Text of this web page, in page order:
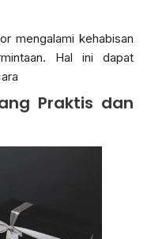
mengalami kehabisan
Hal ini dapat
Praktis dan